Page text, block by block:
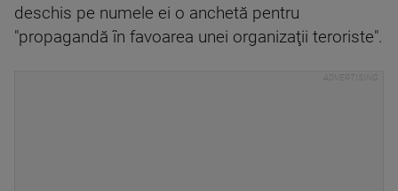
deschis pe numele ei o anchetă pentru
"propagandă în favoarea unei organizaţii teroriste".